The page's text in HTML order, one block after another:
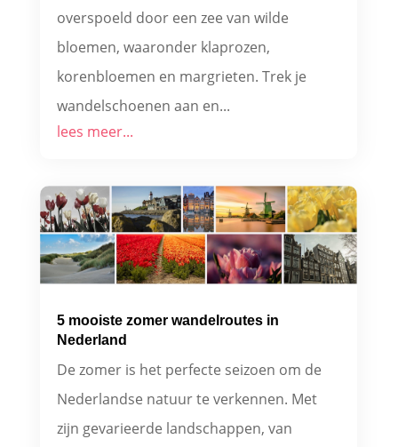
overspoeld door een zee van wilde
bloemen, waaronder klaprozen,
korenbloemen en margrieten. Trek je
wandelschoenen aan en...
lees meer...
5 mooiste zomer wandelroutes in
Nederland
De zomer is het perfecte seizoen om de
Nederlandse natuur te verkennen. Met
zijn gevarieerde landschappen, van